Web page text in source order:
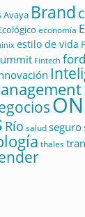
Avaya Brand
economía
estilo de vida
Fintech ford
Río saludseguro
thales